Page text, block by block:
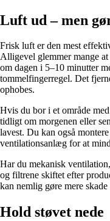
Luft ud – men
Frisk luft er den mest
Alligevel glemmer mange
om dagen i 5–10 minutter
tommelfingerregel. Det
ophobes.
Hvis du bor i et område
tidligt om morgenen eller
lavest. Du kan også
ventilationsanlæg for at
Har du mekanisk
og filtrene skiftet efter
kan nemlig gøre mere skade
Hold støvet nede